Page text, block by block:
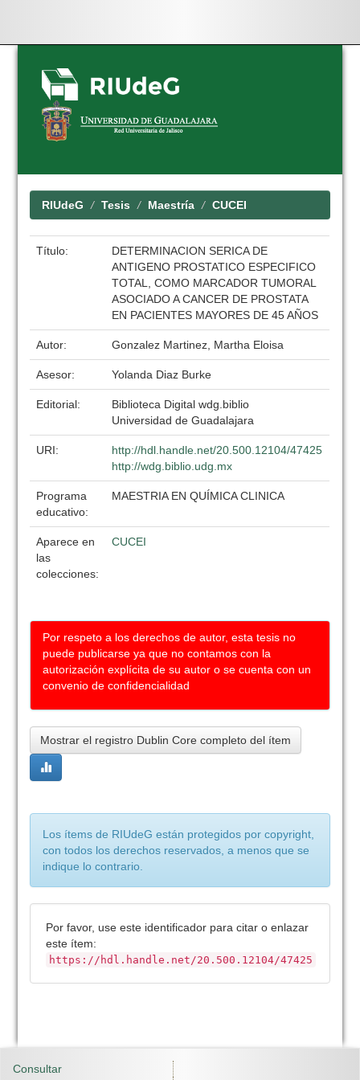
Skip
navigation
RIUdeG Tesis Maestría CUCEI
Título:
DETERMINACION SERICA DE
ANTIGENO PROSTATICO ESPECIFICO
TOTAL, COMO MARCADOR TUMORAL
ASOCIADO A CANCER DE PROSTATA
EN PACIENTES MAYORES DE 45 AÑOS
Autor: Gonzalez Martinez, Martha Eloisa
Asesor: Yolanda Diaz Burke
Editorial:
Biblioteca Digital wdg.biblio
Universidad de Guadalajara
URI:
http://hdl.handle.net/20.500.12104/47425
http://wdg.biblio.udg.mx
Programa
educativo:
MAESTRIA EN QUÍMICA CLINICA
Aparece en
las
colecciones:
CUCEI
Por respeto a los derechos de autor, esta tesis no
puede publicarse ya que no contamos con la
autorización explícita de su autor o se cuenta con un
convenio de confidencialidad
Mostrar el registro Dublin Core completo del ítem
Los ítems de RIUdeG están protegidos por copyright,
con todos los derechos reservados, a menos que se
indique lo contrario.
Por favor, use este identificador para citar o enlazar
este ítem:
https://hdl.handle.net/20.500.12104/47425
Consultar